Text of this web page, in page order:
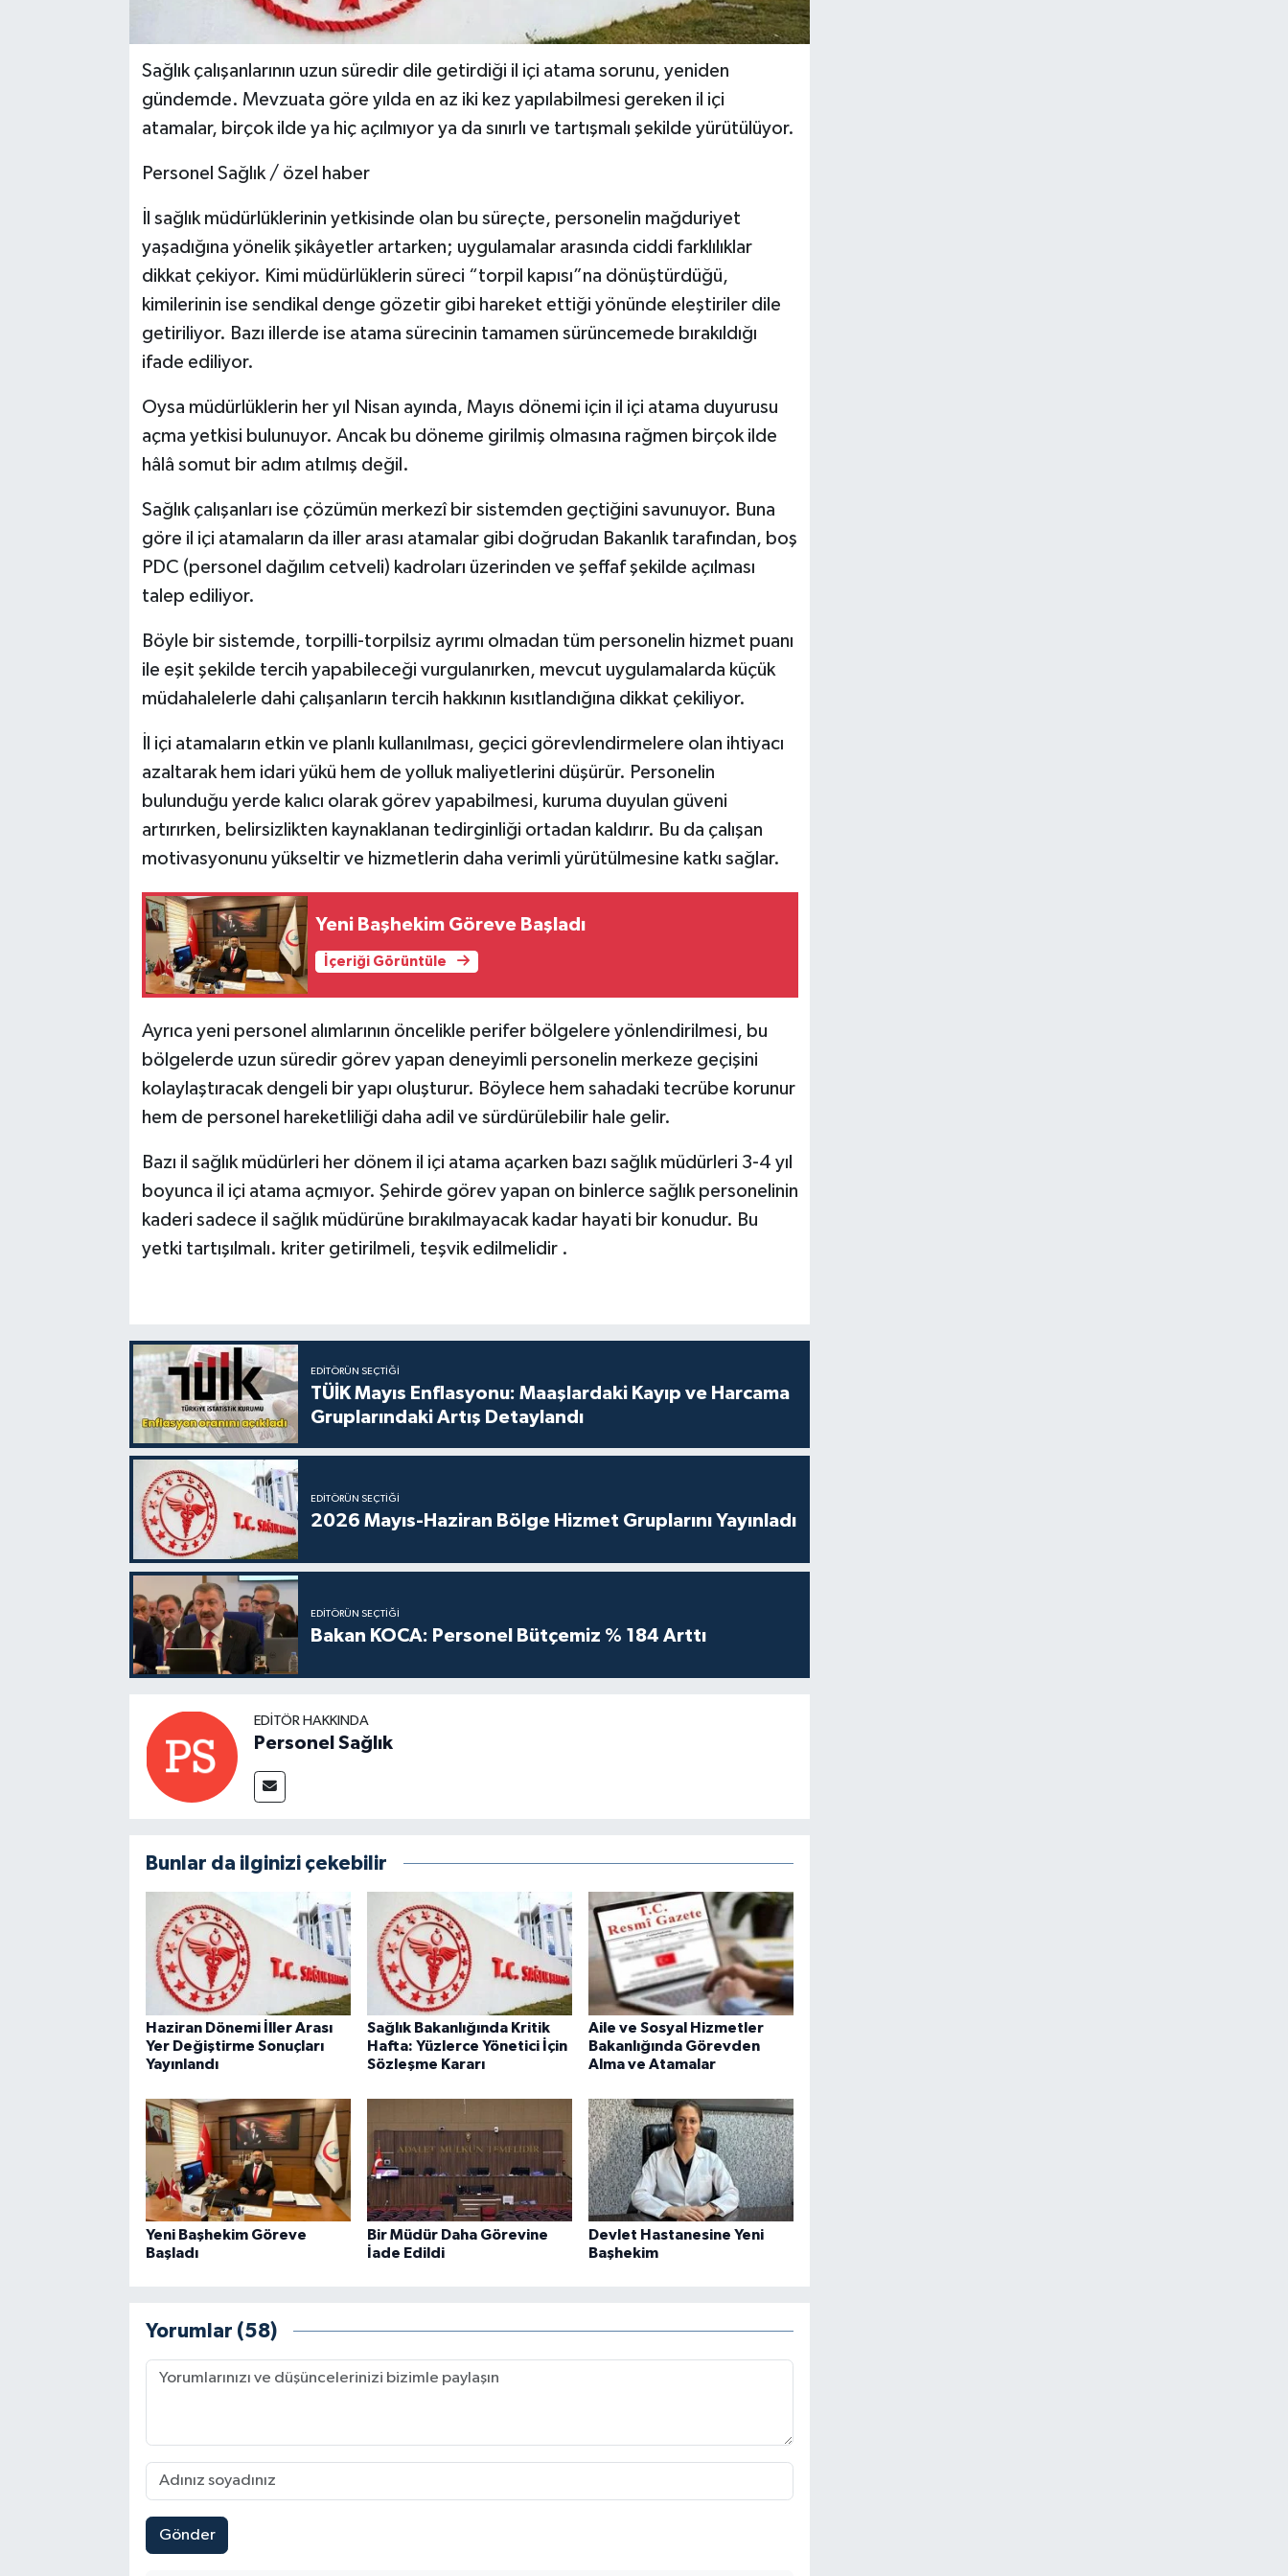
Sağlık çalışanlarının uzun süredir dile getirdiği il içi atama sorunu, yeniden
gündemde. Mevzuata göre yılda en az iki kez yapılabilmesi gereken il içi
atamalar, birçok ilde ya hiç açılmıyor ya da sınırlı ve tartışmalı şekilde yürütülüyor.
Personel Sağlık / özel haber
İl sağlık müdürlüklerinin yetkisinde olan bu süreçte, personelin mağduriyet
yaşadığına yönelik şikâyetler artarken; uygulamalar arasında ciddi farklılıklar
dikkat çekiyor. Kimi müdürlüklerin süreci “torpil kapısı”na dönüştürdüğü,
kimilerinin ise sendikal denge gözetir gibi hareket ettiği yönünde eleştiriler dile
getiriliyor. Bazı illerde ise atama sürecinin tamamen sürüncemede bırakıldığı
ifade ediliyor.
Oysa müdürlüklerin her yıl Nisan ayında, Mayıs dönemi için il içi atama duyurusu
açma yetkisi bulunuyor. Ancak bu döneme girilmiş olmasına rağmen birçok ilde
hâlâ somut bir adım atılmış değil.
Sağlık çalışanları ise çözümün merkezî bir sistemden geçtiğini savunuyor. Buna
göre il içi atamaların da iller arası atamalar gibi doğrudan Bakanlık tarafından, boş
PDC (personel dağılım cetveli) kadroları üzerinden ve şeffaf şekilde açılması
talep ediliyor.
Böyle bir sistemde, torpilli-torpilsiz ayrımı olmadan tüm personelin hizmet puanı
ile eşit şekilde tercih yapabileceği vurgulanırken, mevcut uygulamalarda küçük
müdahalelerle dahi çalışanların tercih hakkının kısıtlandığına dikkat çekiliyor.
İl içi atamaların etkin ve planlı kullanılması, geçici görevlendirmelere olan ihtiyacı
azaltarak hem idari yükü hem de yolluk maliyetlerini düşürür. Personelin
bulunduğu yerde kalıcı olarak görev yapabilmesi, kuruma duyulan güveni
artırırken, belirsizlikten kaynaklanan tedirginliği ortadan kaldırır. Bu da çalışan
motivasyonunu yükseltir ve hizmetlerin daha verimli yürütülmesine katkı sağlar.
Yeni Başhekim Göreve Başladı
İçeriği Görüntüle
Ayrıca yeni personel alımlarının öncelikle perifer bölgelere yönlendirilmesi, bu
bölgelerde uzun süredir görev yapan deneyimli personelin merkeze geçişini
kolaylaştıracak dengeli bir yapı oluşturur. Böylece hem sahadaki tecrübe korunur
hem de personel hareketliliği daha adil ve sürdürülebilir hale gelir.
Bazı il sağlık müdürleri her dönem il içi atama açarken bazı sağlık müdürleri 3-4 yıl
boyunca il içi atama açmıyor. Şehirde görev yapan on binlerce sağlık personelinin
kaderi sadece il sağlık müdürüne bırakılmayacak kadar hayati bir konudur. Bu
yetki tartışılmalı. kriter getirilmeli, teşvik edilmelidir .
EDITÖRÜN SEÇTIĞI
TÜİK Mayıs Enflasyonu: Maaşlardaki Kayıp ve Harcama
Gruplarındaki Artış Detaylandı
EDITÖRÜN SEÇTIĞI
2026 Mayıs-Haziran Bölge Hizmet Gruplarını Yayınladı
EDITÖRÜN SEÇTIĞI
Bakan KOCA: Personel Bütçemiz % 184 Arttı
EDITÖR HAKKINDA
Personel Sağlık
Bunlar da ilginizi çekebilir
Haziran Dönemi İller Arası
Yer Değiştirme Sonuçları
Yayınlandı
Sağlık Bakanlığında Kritik
Hafta: Yüzlerce Yönetici İçin
Sözleşme Kararı
Aile ve Sosyal Hizmetler
Bakanlığında Görevden
Alma ve Atamalar
Yeni Başhekim Göreve
Başladı
Bir Müdür Daha Görevine
İade Edildi
Devlet Hastanesine Yeni
Başhekim
Yorumlar (58)
Gönder